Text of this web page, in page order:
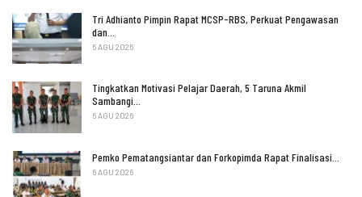
Tri Adhianto Pimpin Rapat MCSP-RBS, Perkuat Pengawasan
dan…
6 AGU 2026
Tingkatkan Motivasi Pelajar Daerah, 5 Taruna Akmil
Sambangi…
6 AGU 2026
Pemko Pematangsiantar dan Forkopimda Rapat Finalisasi…
6 AGU 2026